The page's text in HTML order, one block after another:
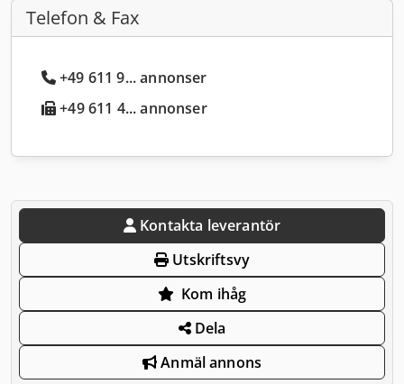
Telefon & Fax
+49 611 9... annonser
+49 611 4... annonser
Kontakta leverantör
Utskriftsvy
Kom ihåg
Dela
Anmäl annons